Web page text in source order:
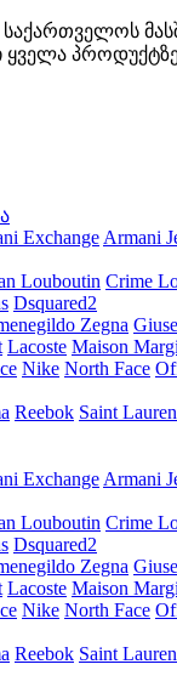
ყველა
Exchange Armani
Louboutin Crime
Dsquared2
Zegna
Lacoste Maison
Nike North Face
Reebok Saint
Exchange Armani
Louboutin Crime
Dsquared2
Zegna
Lacoste Maison
Nike North Face
Reebok Saint